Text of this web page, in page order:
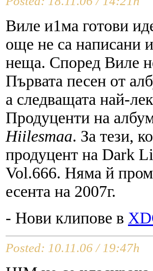
Виле и1ма готови
още не са написани
неща. Според Виле
Първата песен от
а следващата най-
Продуценти на
Hiilesmaa. За тези,
продуцент на Dark
Vol.666. Няма й
есента на 2007г.
- Нови клипове в
Posted: 10.11.06 / 19:47h